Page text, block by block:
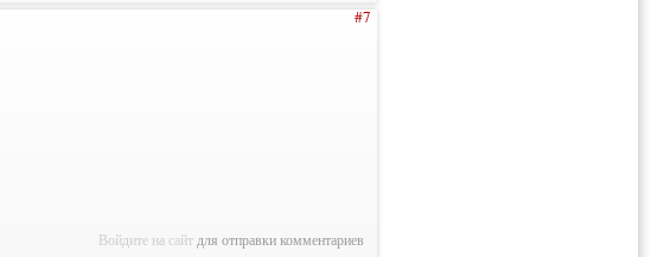
#7
Войдите на сайт для отправки комментариев